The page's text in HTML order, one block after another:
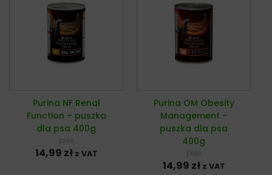
Purina NF Renal
Function – puszka
dla psa 400g
pies
14,99 zł z VAT
Purina OM Obesity
Management –
puszka dla psa
400g
pies
14,99 zł z VAT